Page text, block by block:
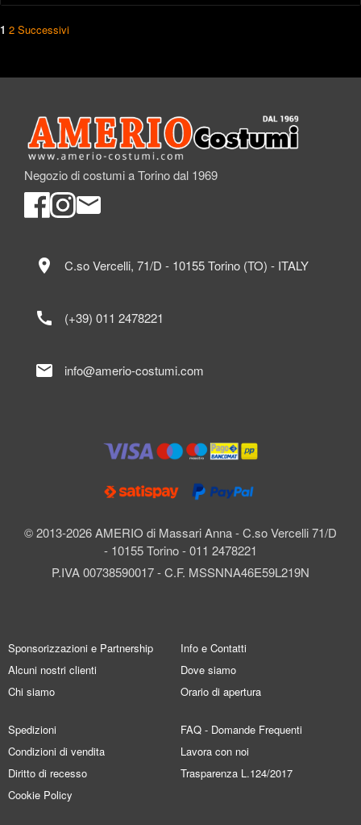
1 2 Successivi
Negozio di costumi a Torino dal 1969
© 2013-2026 AMERIO di Massari Anna - C.so Vercelli 71/D
- 10155 Torino - 011 2478221
P.IVA 00738590017 - C.F. MSSNNA46E59L219N
location_on C.so Vercelli, 71/D - 10155 Torino (TO) - ITALY
call (+39) 011 2478221
mail info@amerio-costumi.com
Sponsorizzazioni e Partnership
Alcuni nostri clienti
Chi siamo
Info e Contatti
Dove siamo
Orario di apertura
Spedizioni
Condizioni di vendita
Diritto di recesso
Cookie Policy
FAQ - Domande Frequenti
Lavora con noi
Trasparenza L.124/2017